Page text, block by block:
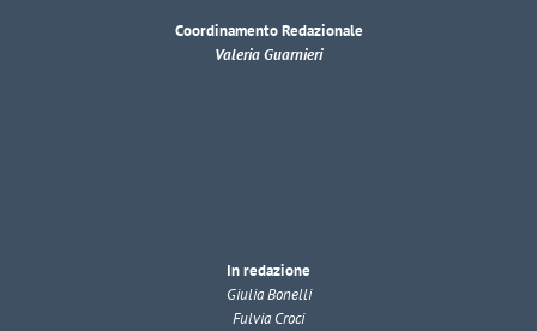
Coordinamento Redazionale
Valeria Guarnieri
In redazione
Giulia Bonelli
Fulvia Croci